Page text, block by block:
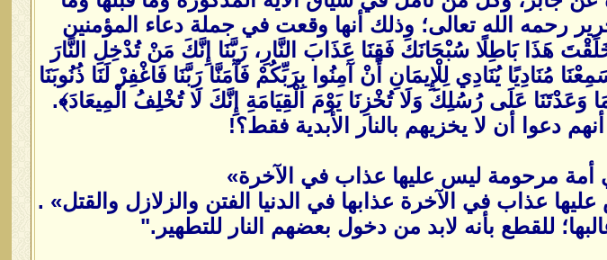
رحمه الله تعالى؛ وذلك أنها وقعت في جملة دعاء المؤمنين
هَذَا بَاطِلًا سُبْحَانَكَ فَقِنَا عَذَابَ النَّارِ، رَبَّنَا إِنَّكَ مَنْ تُدْخِلِ النَّارَ
مُنَادِيًا يُنَادِي لِلْإِيمَانِ أَنْ آَمِنُوا بِرَبِّكُمْ فَآَمَنَّا رَبَّنَا فَاغْفِرْ لَنَا ذُنُوبَنَا
مَا وَعَدْتَنَا عَلَى رُسُلِكَ وَلَا تُخْزِنَا يَوْمَ الْقِيَامَةِ إِنَّكَ لَا تُخْلِفُ الْمِيعَادَ﴾.
دعوا أن لا يخزيهم بالنار الأبدية فقط؟!
عذاب في الآخرة عذابها في الدنيا الفتن والزلازل والقتل» .
للقطع بأنه لابد من دخول بعضهم النار للتطهير."